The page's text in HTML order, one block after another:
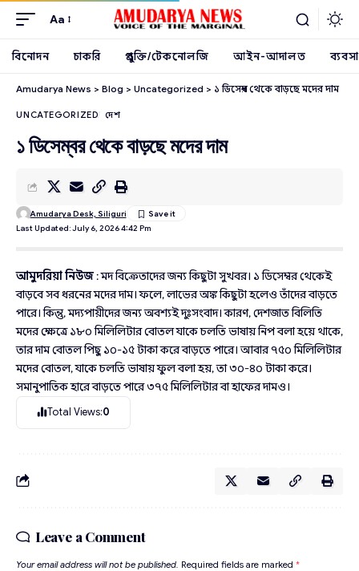
Aa
বিনোদন চাকরি প্রযুক্তি/টেকনোলজি আইন-আদালত ব্যবসা
Amudarya News > Blog > Uncategorized > ১ ডিসেম্বর থেকে বাড়ছে মদের দাম
UNCATEGORIZED দেশ
১ ডিসেম্বর থেকে বাড়ছে মদের দাম
Last Updated: July 6, 2026 4:42 Pm
Amudarya Desk, Siliguri
আমুদরিয়া নিউজ: মদ বিক্রেতাদের জন্য কিছুটা সুখবর। ১ ডিসেম্বর থেকেই
বাড়বে সব ধরনের মদের দাম। ফলে, লাভের অঙ্ক কিছুটা হলেও তাঁদের বাড়তে
পারে। কিন্তু, মদ্যপায়ীদের জন্য অবশ্যই দুঃসংবাদ। কারণ, দেশজাত বিলিতি
মদের ক্ষেত্রে ১৮০ মিলিলিটার বোতল যাকে চলতি ভাষায় নিপ বলা হয়ে থাকে,
তার দাম বোতল পিছু ১০-১৫ টাকা করে বাড়তে পারে। আবার ৭৫০ মিলিলিটার
মদের বোতল, যাকে চলতি ভাষায় ফুল বলা হয়, তা ৩০-৪০ টাকা করে।
সমানুপাতিক হারে বাড়তে পারে ৩৭৫ মিলিলিটার বা হাফের দামও।
Total Views:0
Leave a Comment
Your email address will not be published. Required fields are marked *